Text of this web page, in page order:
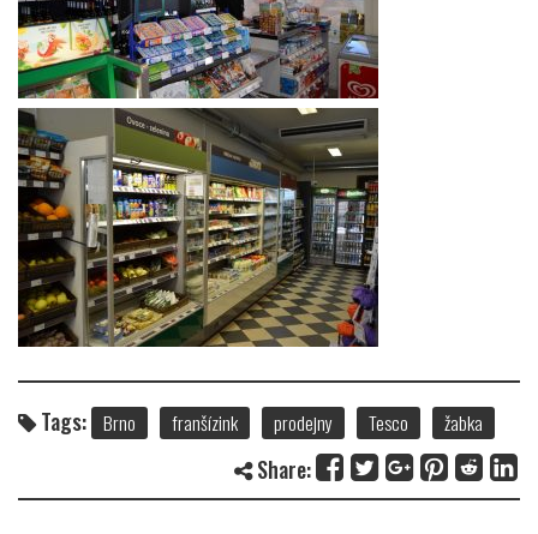
Tags: Brno franšízink prodejny Tesco žabka
Share: